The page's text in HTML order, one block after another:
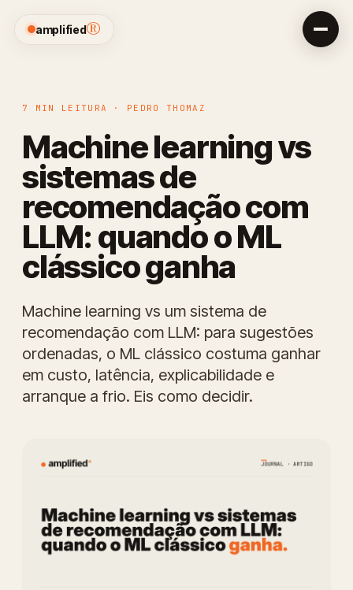
amplified®
7 MIN LEITURA · PEDRO THOMAZ
Machine learning vs
sistemas de
recomendação com
LLM: quando o ML
clássico ganha
Machine learning vs um sistema de
recomendação com LLM: para sugestões
ordenadas, o ML clássico costuma ganhar
em custo, latência, explicabilidade e
arranque a frio. Eis como decidir.